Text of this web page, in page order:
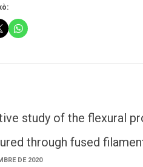
study of the flexural
through fused
DE 2020